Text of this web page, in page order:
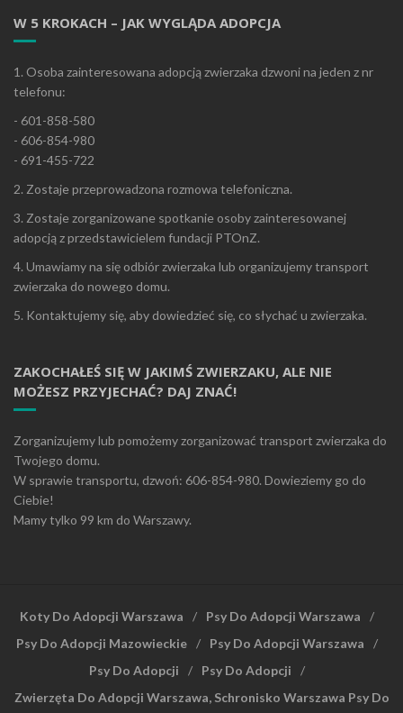
W 5 KROKACH – JAK WYGLĄDA ADOPCJA
1. Osoba zainteresowana adopcją zwierzaka dzwoni na jeden z nr
telefonu:
- 601-858-580
- 606-854-980
- 691-455-722
2. Zostaje przeprowadzona rozmowa telefoniczna.
3. Zostaje zorganizowane spotkanie osoby zainteresowanej
adopcją z przedstawicielem fundacji PTOnZ.
4. Umawiamy na się odbiór zwierzaka lub organizujemy transport
zwierzaka do nowego domu.
5. Kontaktujemy się, aby dowiedzieć się, co słychać u zwierzaka.
ZAKOCHAŁEŚ SIĘ W JAKIMŚ ZWIERZAKU, ALE NIE
MOŻESZ PRZYJECHAĆ? DAJ ZNAĆ!
Zorganizujemy lub pomożemy zorganizować transport zwierzaka do
Twojego domu.
W sprawie transportu, dzwoń: 606-854-980. Dowieziemy go do
Ciebie!
Mamy tylko 99 km do Warszawy.
Koty Do Adopcji Warszawa
Psy Do Adopcji Warszawa
Psy Do Adopcji Mazowieckie
Psy Do Adopcji Warszawa
Psy Do Adopcji
Psy Do Adopcji
Zwierzęta Do Adopcji Warszawa, Schronisko Warszawa Psy Do